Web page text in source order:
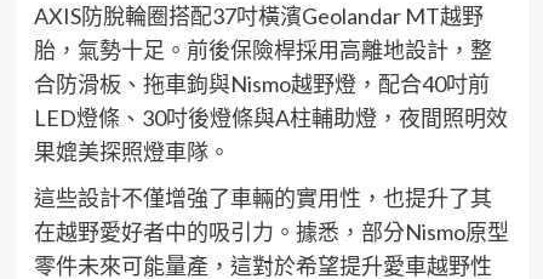
AXIS防脫輪圈搭配37吋橫濱Geolandar MT越野
胎，氣勢十足。前後保險桿採用高離地設計，整
合防滑板、拖車鉤與Nismo越野燈，配合40吋前
LED燈條、30吋後燈條與A柱輔助燈，夜間照明效
果媲美探照燈車隊。
這些設計不僅增強了車輛的實用性，也提升了其
在越野愛好者中的吸引力。據悉，部分Nismo原型
零件未來可能量產，這對於希望提升愛車越野性